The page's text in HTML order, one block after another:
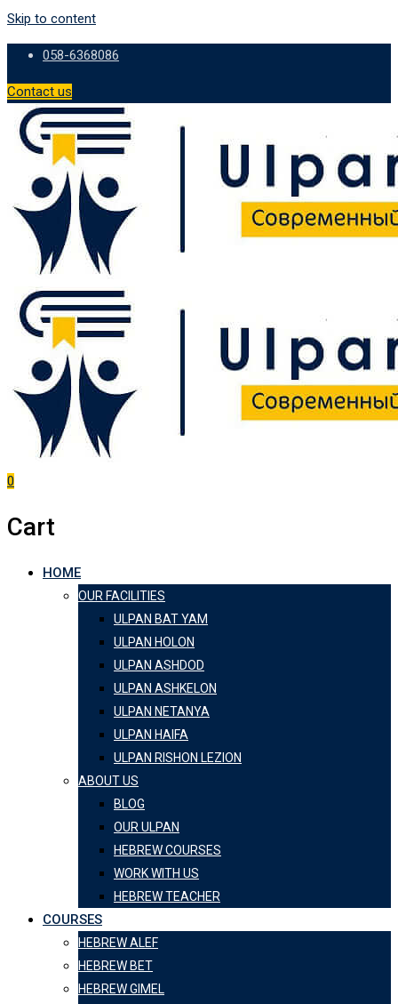
Skip to content
058-6368086
Contact us
0
Cart
HOME
OUR FACILITIES
ULPAN BAT YAM
ULPAN HOLON
ULPAN ASHDOD
ULPAN ASHKELON
ULPAN NETANYA
ULPAN HAIFA
ULPAN RISHON LEZION
ABOUT US
BLOG
OUR ULPAN
HEBREW COURSES
WORK WITH US
HEBREW TEACHER
COURSES
HEBREW ALEF
HEBREW BET
HEBREW GIMEL